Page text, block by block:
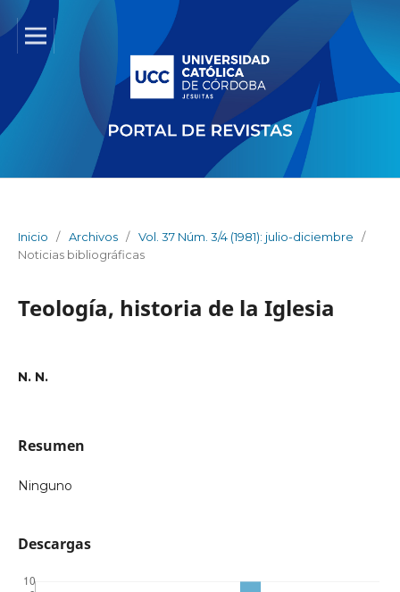
Inicio / Archivos / Vol. 37 Núm. 3/4 (1981): julio-diciembre
/
Noticias bibliográficas
Teología, historia de la Iglesia
N. N.
Resumen
Ninguno
Descargas